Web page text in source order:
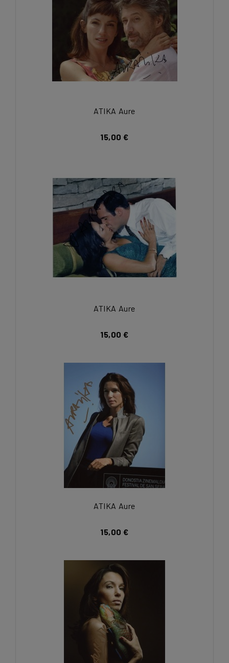
ATIKA Aure
15,00 €
ATIKA Aure
15,00 €
ATIKA Aure
15,00 €